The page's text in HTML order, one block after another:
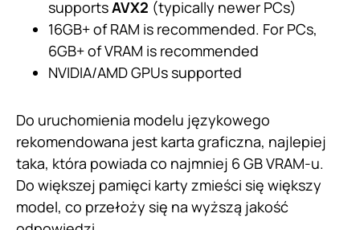
supportsAVX2 (typically newer PCs)
16GB+ of RAM is recommended. For PCs,
6GB+ of VRAM is recommended
NVIDIA/AMD GPUs supported
Do uruchomienia modelu językowego
rekomendowana jest karta graficzna, najlepiej
taka, która powiada co najmniej 6 GB VRAM-u.
Do większej pamięci karty zmieści się większy
model, co przełoży się na wyższą jakość